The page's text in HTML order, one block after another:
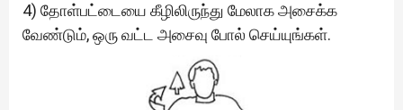
4) தோள்பட்டையை கீழிலிருந்து மேலாக அசைக்க
வேண்டும், ஒரு வட்ட அசைவு போல் செய்யுங்கள்.